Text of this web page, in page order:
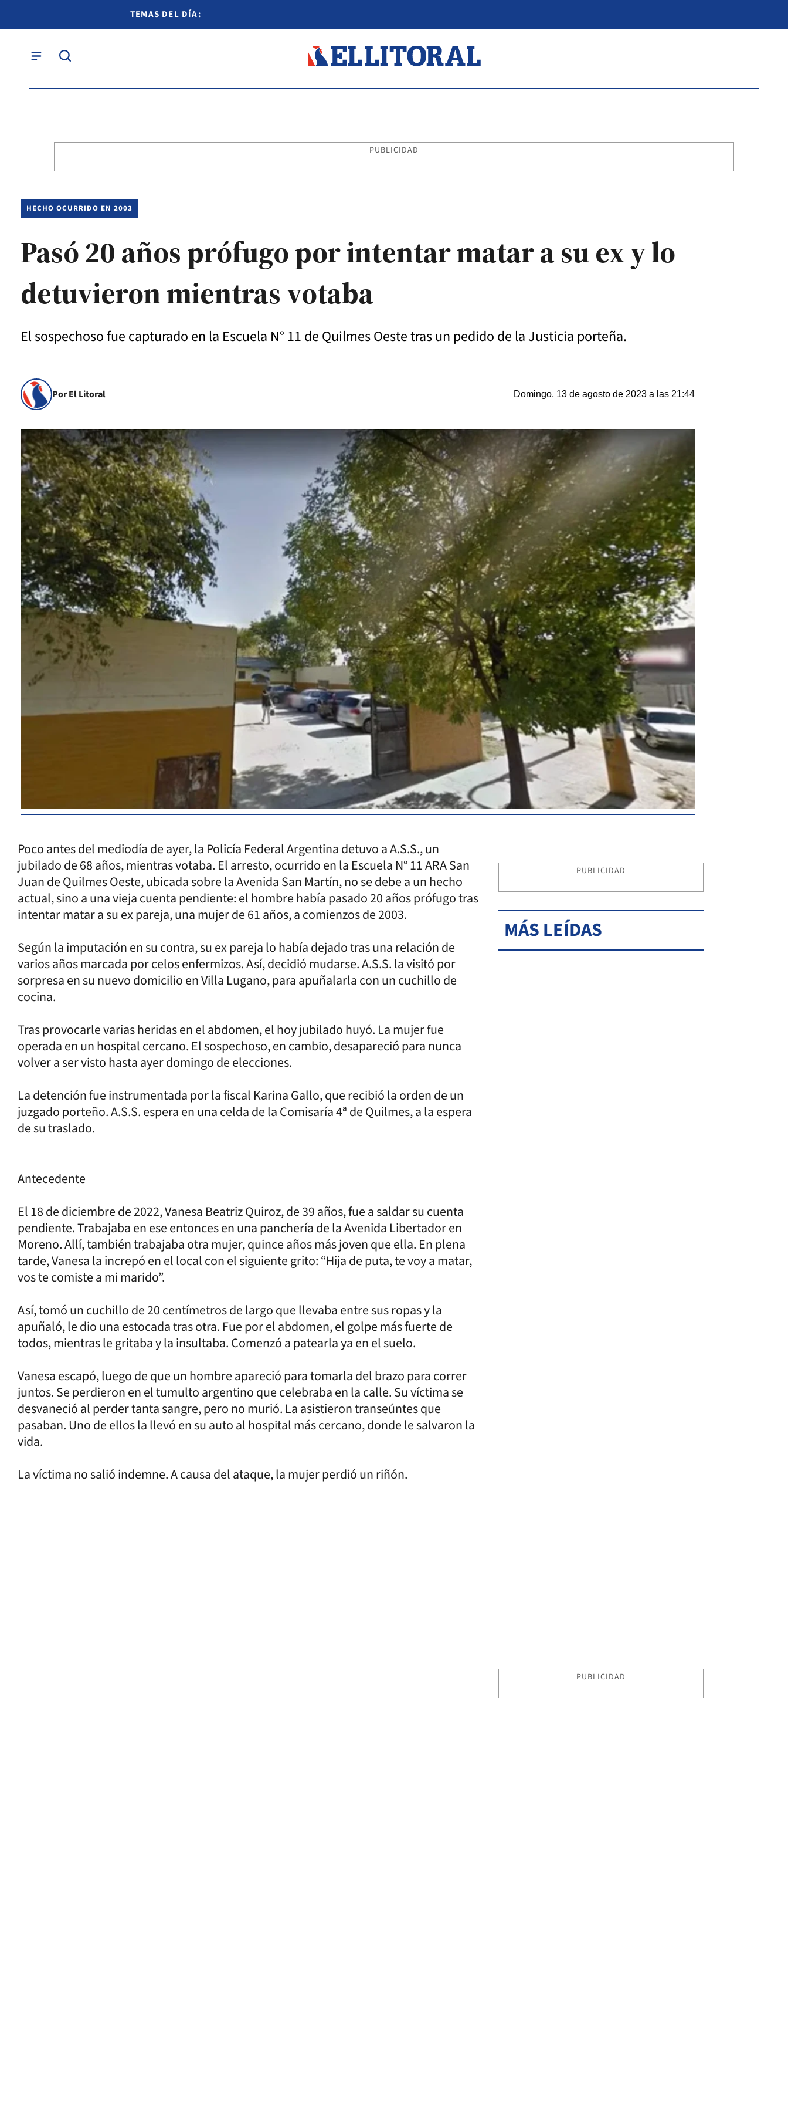
TEMAS DEL DÍA:
PUBLICIDAD
HECHO OCURRIDO EN 2003
Pasó 20 años prófugo por intentar matar a su ex y lo
detuvieron mientras votaba
El sospechoso fue capturado en la Escuela N° 11 de Quilmes Oeste tras un pedido de la Justicia porteña.
Por El Litoral Domingo, 13 de agosto de 2023 a las 21:44
Poco antes del mediodía de ayer, la Policía Federal Argentina detuvo a A.S.S., un
jubilado de 68 años, mientras votaba. El arresto, ocurrido en la Escuela N° 11 ARA San
Juan de Quilmes Oeste, ubicada sobre la Avenida San Martín, no se debe a un hecho
actual, sino a una vieja cuenta pendiente: el hombre había pasado 20 años prófugo tras
intentar matar a su ex pareja, una mujer de 61 años, a comienzos de 2003.
Según la imputación en su contra, su ex pareja lo había dejado tras una relación de
varios años marcada por celos enfermizos. Así, decidió mudarse. A.S.S. la visitó por
sorpresa en su nuevo domicilio en Villa Lugano, para apuñalarla con un cuchillo de
cocina.
Tras provocarle varias heridas en el abdomen, el hoy jubilado huyó. La mujer fue
operada en un hospital cercano. El sospechoso, en cambio, desapareció para nunca
volver a ser visto hasta ayer domingo de elecciones.
La detención fue instrumentada por la fiscal Karina Gallo, que recibió la orden de un
juzgado porteño. A.S.S. espera en una celda de la Comisaría 4ª de Quilmes, a la espera
de su traslado.
Antecedente
El 18 de diciembre de 2022, Vanesa Beatriz Quiroz, de 39 años, fue a saldar su cuenta
pendiente. Trabajaba en ese entonces en una panchería de la Avenida Libertador en
Moreno. Allí, también trabajaba otra mujer, quince años más joven que ella. En plena
tarde, Vanesa la increpó en el local con el siguiente grito: “Hija de puta, te voy a matar,
vos te comiste a mi marido”.
Así, tomó un cuchillo de 20 centímetros de largo que llevaba entre sus ropas y la
apuñaló, le dio una estocada tras otra. Fue por el abdomen, el golpe más fuerte de
todos, mientras le gritaba y la insultaba. Comenzó a patearla ya en el suelo.
Vanesa escapó, luego de que un hombre apareció para tomarla del brazo para correr
juntos. Se perdieron en el tumulto argentino que celebraba en la calle. Su víctima se
desvaneció al perder tanta sangre, pero no murió. La asistieron transeúntes que
pasaban. Uno de ellos la llevó en su auto al hospital más cercano, donde le salvaron la
vida.
La víctima no salió indemne. A causa del ataque, la mujer perdió un riñón.
PUBLICIDAD
MÁS LEÍDAS
PUBLICIDAD